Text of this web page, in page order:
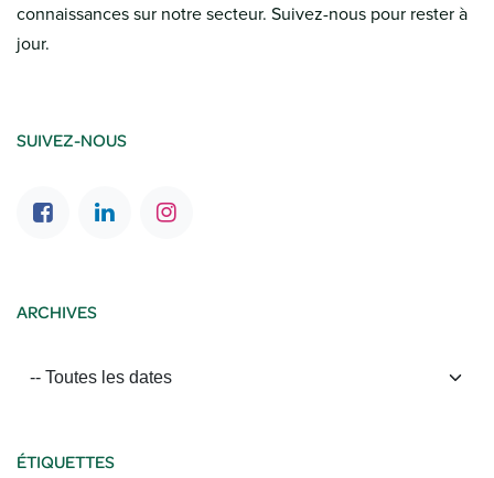
connaissances sur notre secteur. Suivez-nous pour rester à
jour.
SUIVEZ-NOUS
ARCHIVES
ÉTIQUETTES